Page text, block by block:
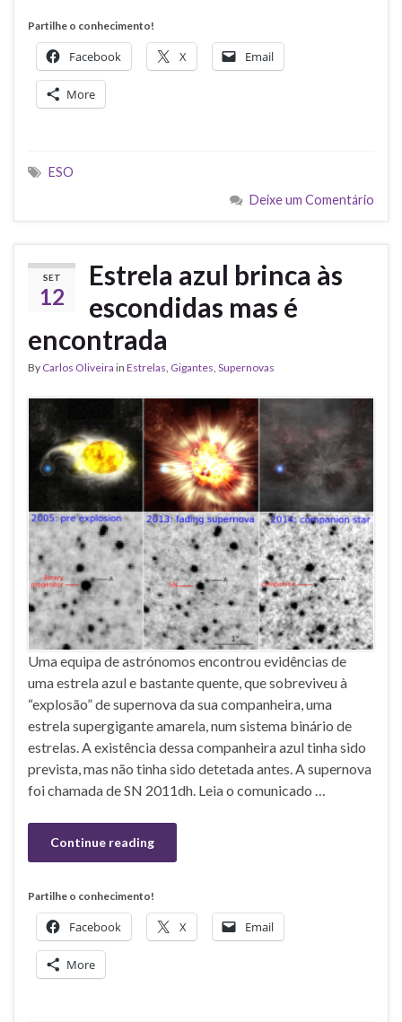
Partilhe o conhecimento!
Facebook X Email
More
ESO
Deixe um Comentário
SET
12
Estrela azul brinca às
escondidas mas é
encontrada
By Carlos Oliveira in Estrelas Gigantes Supernovas
Uma equipa de astrónomos encontrou evidências de
uma estrela azul e bastante quente, que sobreviveu à
“explosão” de supernova da sua companheira, uma
estrela supergigante amarela, num sistema binário de
estrelas. A existência dessa companheira azul tinha sido
prevista, mas não tinha sido detetada antes. A supernova
foi chamada de SN 2011dh. Leia o comunicado …
Continue reading
Partilhe o conhecimento!
Facebook X Email
More